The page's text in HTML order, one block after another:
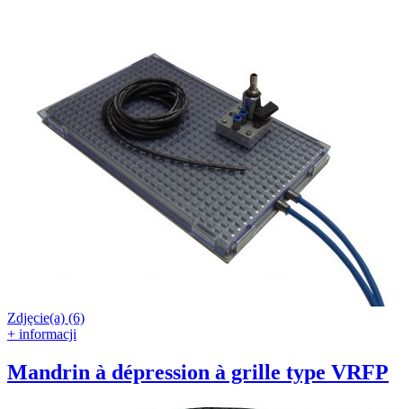
Zdjęcie(a) (6)
+ informacji
Mandrin à dépression à grille type VRFP